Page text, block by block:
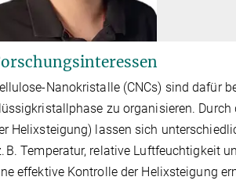
Nanokristalle (CNCs) sind dafür
zu organisieren. Durch
Helixsteigung) lassen sich
B. Temperatur, relative Luftfeuchtigkeit
effektive Kontrolle der Helixsteigung